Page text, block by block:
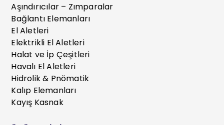
Aşındırıcılar – Zımparalar
Bağlantı Elemanları
El Aletleri
Elektrikli El Aletleri
Halat ve İp Çeşitleri
Havalı El Aletleri
Hidrolik & Pnömatik
Kalıp Elemanları
Kayış Kasnak